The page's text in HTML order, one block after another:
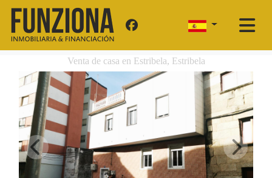
Venta de casa en Estribela, Estribela